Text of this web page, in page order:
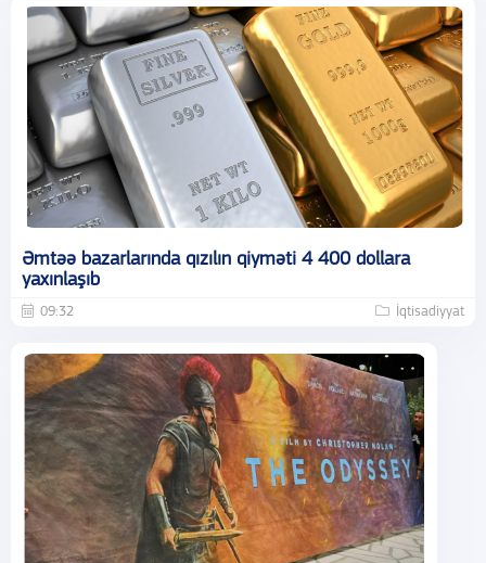
Əmtəə bazarlarında qızılın qiyməti 4 400 dollara
yaxınlaşıb
09:32 İqtisadiyyat